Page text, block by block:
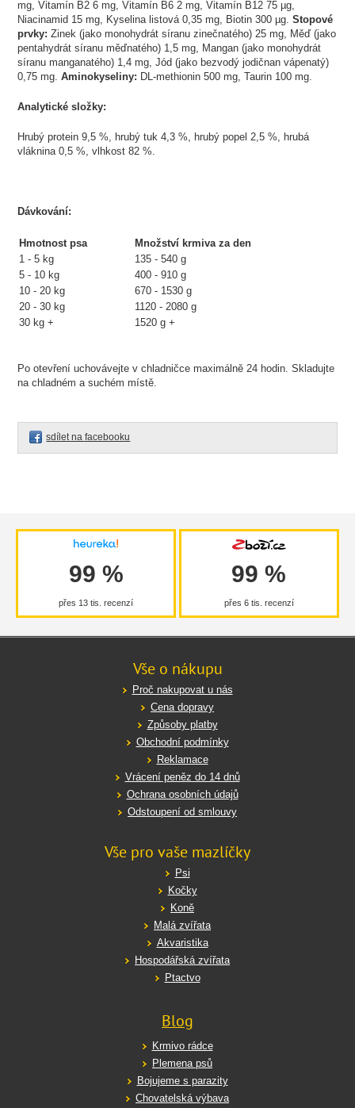
mg, Vitamín B2 6 mg, Vitamín B6 2 mg, Vitamín B12 75 µg,
Niacinamid 15 mg, Kyselina listová 0,35 mg, Biotin 300 µg.Stopové
prvky:Zinek (jako monohydrát síranu zinečnatého) 25 mg, Měď (jako
pentahydrát síranu měďnatého) 1,5 mg, Mangan (jako monohydrát
síranu manganatého) 1,4 mg, Jód (jako bezvodý jodičnan vápenatý)
0,75 mg.Aminokyseliny: DL-methionin 500 mg, Taurin 100 mg.
Analytické složky:
Hrubý protein 9,5 %, hrubý tuk 4,3 %, hrubý popel 2,5 %, hrubá
vláknina 0,5 %, vlhkost 82 %.
Dávkování:
Hmotnost psa
Množství krmiva za den
1 - 5 kg
135 - 540 g
5 - 10 kg
400 - 910 g
10 - 20 kg
670 - 1530 g
20 - 30 kg
1120 - 2080 g
30 kg +
1520 g +
Po otevření uchovávejte v chladničce maximálně 24 hodin. Skladujte
na chladném a suchém místě.
sdílet na facebooku
99 %
přes 13 tis. recenzí
99 %
přes 6 tis. recenzí
Vše o nákupu
Proč nakupovat u nás
Cena dopravy
Způsoby platby
Obchodní podmínky
Reklamace
Vrácení peněz do 14 dnů
Ochrana osobních údajů
Odstoupení od smlouvy
Vše pro vaše mazlíčky
Psi
Kočky
Koně
Malá zvířata
Akvaristika
Hospodářská zvířata
Ptactvo
Blog
Krmivo rádce
Plemena psů
Bojujeme s parazity
Chovatelská výbava